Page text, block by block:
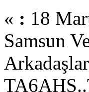
« : 18
Samsun